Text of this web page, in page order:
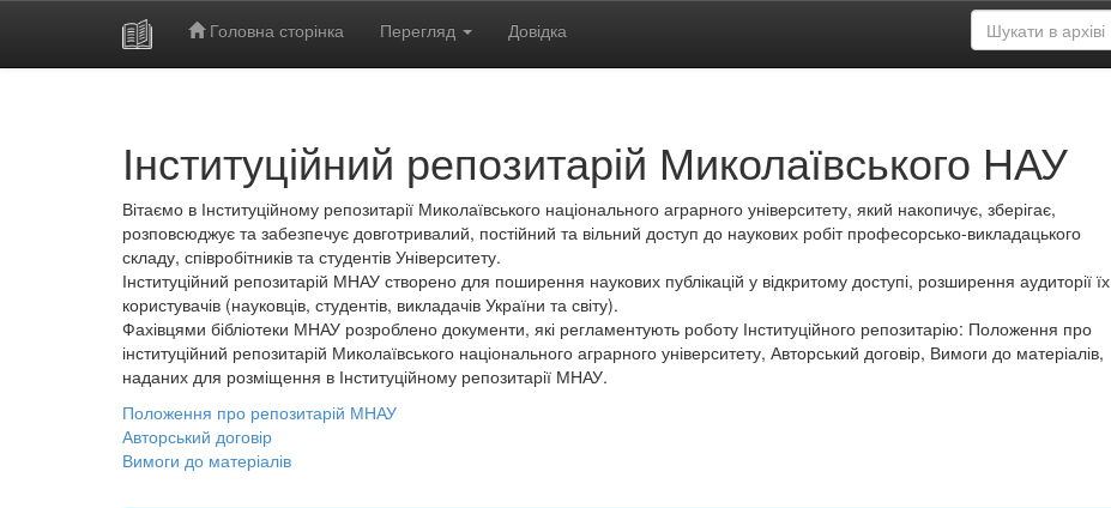
Головна сторінка Перегляд Довідка
Інституційний репозитарій Миколаївського НАУ
Вітаємо в Інституційному репозитарії Миколаївського національного аграрного університету, який накопичує, зберігає,
розповсюджує та забезпечує довготривалий, постійний та вільний доступ до наукових робіт професорсько-викладацького
складу, співробітників та студентів Університету.
Інституційний репозитарій МНАУ створено для поширення наукових публікацій у відкритому доступі, розширення аудиторії їх
користувачів (науковців, студентів, викладачів України та світу).
Фахівцями бібліотеки МНАУ розроблено документи, які регламентують роботу Інституційного репозитарію: Положення про
інституційний репозитарій Миколаївського національного аграрного університету, Авторський договір, Вимоги до матеріалів,
наданих для розміщення в Інституційному репозитарії МНАУ.
Положення про репозитарій МНАУ
Авторський договір
Вимоги до матеріалів